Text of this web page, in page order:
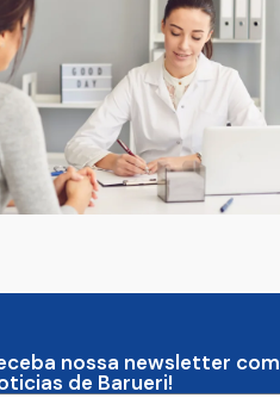
nossa newsletter com
de Barueri!